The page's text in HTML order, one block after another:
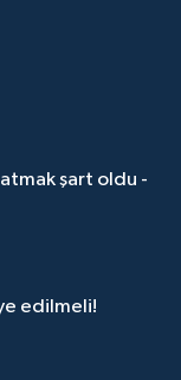
şart oldu -
edilmeli!